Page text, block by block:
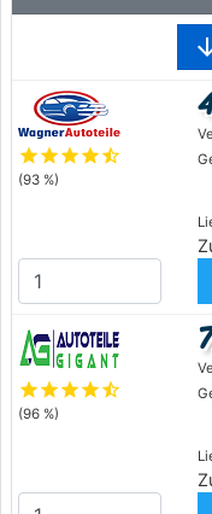
starstarstarstarstar_half
(93 %)
starstarstarstarstar_half
(96 %)